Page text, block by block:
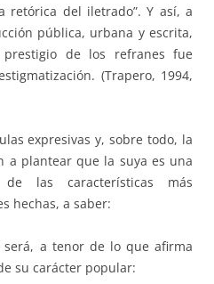
retórica del iletrado”. Y así, a
pública, urbana y escrita,
de los refranes fue
(Trapero, 1994,
expresivas y, sobre todo, la
a plantear que la suya es una
las características más
hechas, a saber:
será, a tenor de lo que afirma
su carácter popular: